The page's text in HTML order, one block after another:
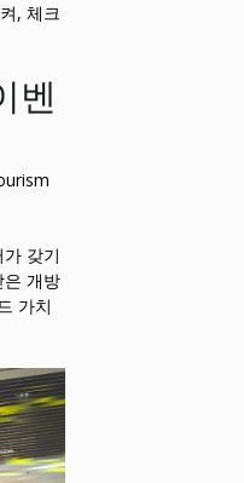
, 체크
벤
갖기
은 개방
가치